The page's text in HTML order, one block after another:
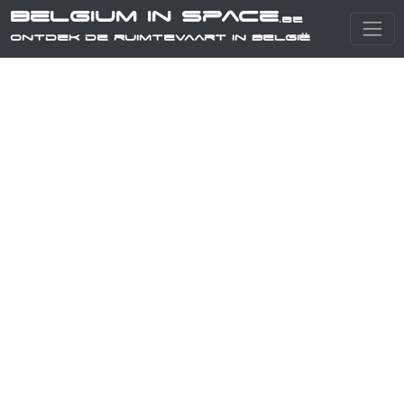
Belgium in Space.be
Ontdek de ruimtevaart in België